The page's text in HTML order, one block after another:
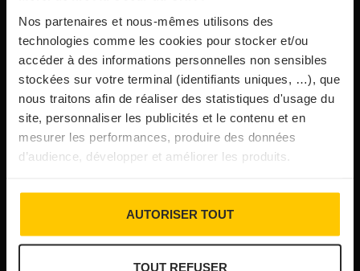
Nos partenaires et nous-mêmes utilisons des
technologies comme les cookies pour stocker et/ou
accéder à des informations personnelles non sensibles
stockées sur votre terminal (identifiants uniques, …), que
nous traitons afin de réaliser des statistiques d'usage du
site, personnaliser les publicités et le contenu et en
mesurer les performances, produire des données
d’audience, développer et améliorer les produits.
AUTORISER TOUT
TOUT REFUSER
Vins fins : la Chine affiche ses ambitions
31/07/2026
Brasserie Dupont : la bière saison, mais pas
que…
Incendies : l’aide d’urgence rehaussée à 8 000 €
pour les indépendants, l’autoroute A63 réouverte
NOS PUBLICATIONS